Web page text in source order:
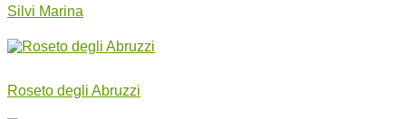
Silvi Marina
Roseto degli Abruzzi